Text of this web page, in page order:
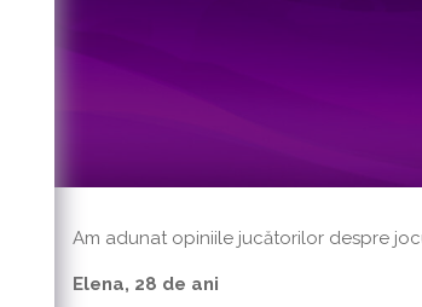
Am adunat opiniile jucătorilor despre
Elena, 28 de ani